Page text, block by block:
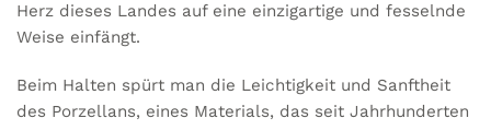
Herz dieses Landes auf eine einzigartige und fesselnde
Weise einfängt.
Beim Halten spürt man die Leichtigkeit und Sanftheit
des Porzellans, eines Materials, das seit Jahrhunderten